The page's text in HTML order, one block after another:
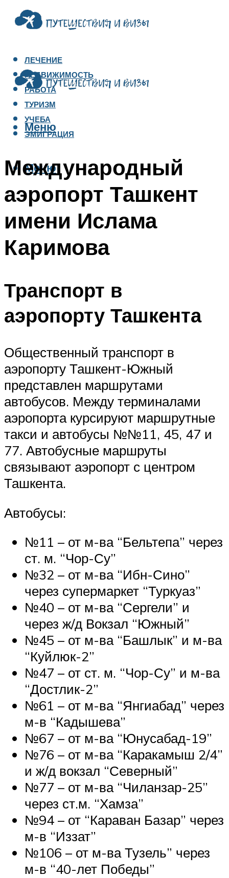
ЛЕЧЕНИЕ
НЕДВИЖИМОСТЬ
РАБОТА
ТУРИЗМ
УЧЕБА
ЭМИГРАЦИЯ
Меню
Меню
Международный
аэропорт Ташкент
имени Ислама
Каримова
Транспорт в
аэропорту Ташкента
Общественный транспорт в
аэропорту Ташкент-Южный
представлен маршрутами
автобусов. Между терминалами
аэропорта курсируют маршрутные
такси и автобусы №№11, 45, 47 и
77. Автобусные маршруты
связывают аэропорт с центром
Ташкента.
Автобусы:
№11 – от м-ва “Бельтепа” через
ст. м. “Чор-Су”
№32 – от м-ва “Ибн-Сино”
через супермаркет “Туркуаз”
№40 – от м-ва “Сергели” и
через ж/д Вокзал “Южный”
№45 – от м-ва “Башлык” и м-ва
“Куйлюк-2”
№47 – от ст. м. “Чор-Су” и м-ва
“Достлик-2”
№61 – от м-ва “Янгиабад” через
м-в “Кадышева”
№67 – от м-ва “Юнусабад-19”
№76 – от м-ва “Каракамыш 2/4”
и ж/д вокзал “Северный”
№77 – от м-ва “Чиланзар-25”
через ст.м. “Хамза”
№94 – от “Караван Базар” через
м-в “Иззат”
№106 – от м-ва Тузель” через
м-в “40-лет Победы”